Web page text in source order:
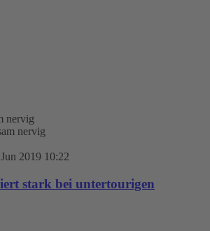
nervig
2019 10:22
stark bei untertourigen